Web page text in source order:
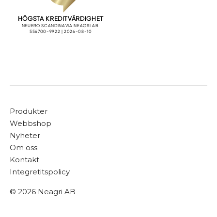
Produkter
Webbshop
Nyheter
Om oss
Kontakt
Integretitspolicy
© 2026 Neagri AB